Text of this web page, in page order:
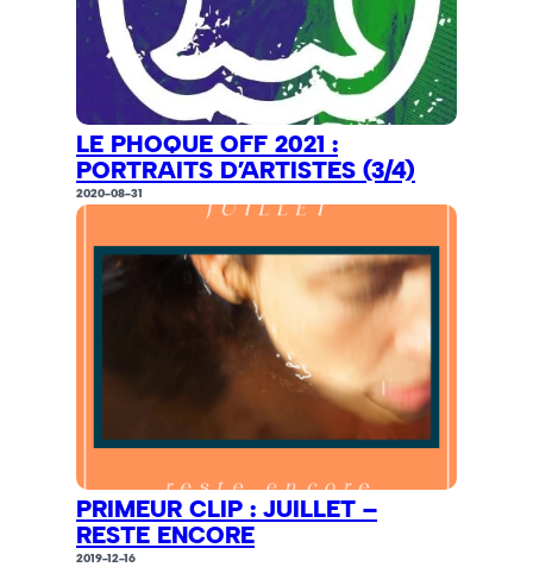
LE PHOQUE OFF 2021 :
PORTRAITS D’ARTISTES (3/4)
2020-08-31
PRIMEUR CLIP : JUILLET –
RESTE ENCORE
2019-12-16